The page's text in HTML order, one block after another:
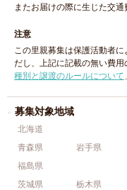
またお届けの際に生じた交通
注意
この里親募集は保護活動者
だし、上記に記載の無い費
種別と譲渡のルールについて
募集対象地域
北海道
青森県
岩手県
福島県
茨城県
栃木県